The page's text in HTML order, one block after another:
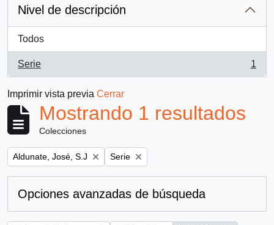
Nivel de descripción
Todos
Serie
, 1 resultados
1
Imprimir vista previa Cerrar
Mostrando 1 resultados
Colecciones
Remove filter:
Aldunate, José, S.J Remove filter:
Serie
Opciones avanzadas de búsqueda